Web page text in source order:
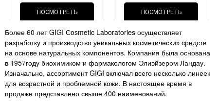
лосьон(( но это не важно,
эффект- все что описано по
нереально!!! мои черные
точки. расширенные поры-
супер средство как и всегда .
не перестану это писать в
каждом продукте.!
ПОСМОТРЕТЬ
ОТЗЫВ
приятной текстуры.
результат на 2 й день . стоит
косметика данного бренда
ПОСМОТРЕТЬ
ОТЗЫВ
Более 60 лет GIGI Сosmetic Laboratories осуществляет
разработку и производство уникальных косметических средств
на основе натуральных компонентов. Компания была основана
в 1957году биохимиком и фармакологом Элиэйзером Ландау.
Изначально, ассортимент GIGI включал всего несколько линеек
для возрастной и проблемной кожи. В настоящее время в
продаже представлено свыше 400 наименований.